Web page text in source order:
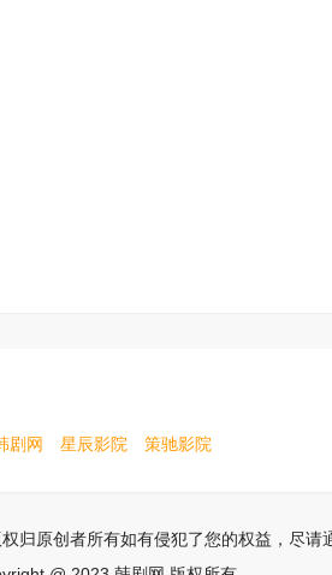
剧网 星辰影院 策驰影院
归原创者所有如有侵犯了您的权益，尽请